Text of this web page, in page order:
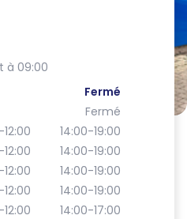
à 09:00
Fermé
Fermé
14:00-19:00
14:00-19:00
14:00-19:00
14:00-19:00
14:00-17:00